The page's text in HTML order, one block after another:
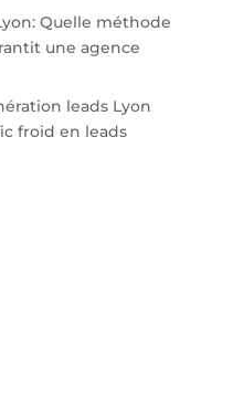
Quelle méthode
une agence
leads Lyon
froid en leads